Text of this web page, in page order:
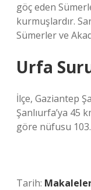
göç eden
kurmuşlardır.
Sümerler ve
Urfa
İlçe, Gaziantep
Şanlıurfa’ya 45
göre nüfusu
Tarih: